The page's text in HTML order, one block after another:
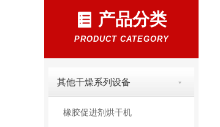
产品分类
PRODUCT CATEGORY
其他干燥系列设备
橡胶促进剂烘干机